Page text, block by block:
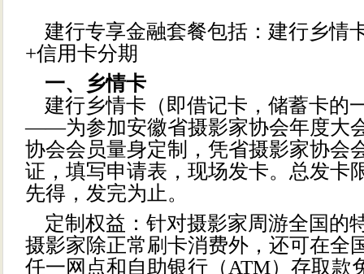
建行专享金融套餐包括：建行乡情
+信用卡分期
一、乡情卡
建行乡情卡（即借记卡，储蓄卡的
——为参加安徽省摄影家协会年度大
协会会员量身定制，凭省摄影家协会
证，填写申请表，现场发卡。总发卡
先得，发完为止。
定制权益：针对摄影家周游全国的
摄影家除正常刷卡消费外，还可在全
任一网点和自助银行（ATM）存取款